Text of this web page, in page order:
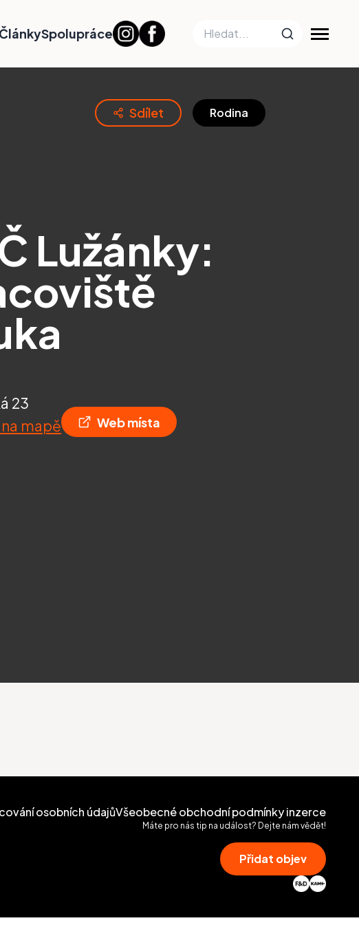
Spolupráce
Sdílet Rodina
Lužánky:
23
mapě
Web místa
osobních údajůVšeobecné obchodní podmínky inzerce
Máte pro nás tip na událost? Dejte nám vědět!
Přidat objev